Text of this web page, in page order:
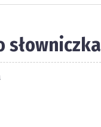
słowniczka